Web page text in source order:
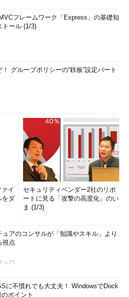
フレームワーク「Express」の基礎知
トール (1/3)
！ グループポリシーの“鉄板”設定パート
イ
をダ
セキュリティベンダー2社のリポ
ートに見る「攻撃の高度化」のい
ま (1/3)
ュアのコンサルが「知識やスキル」より
視点
ュア)
に不慣れでも大丈夫！ WindowsでDock
ポイント